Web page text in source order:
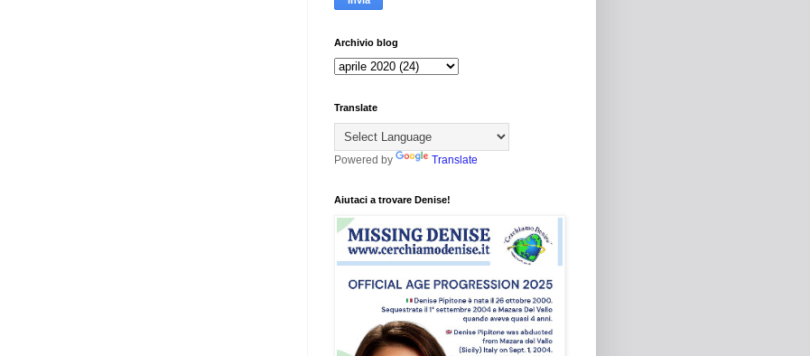
Archivio blog
Translate
Powered by Translate
Aiutaci a trovare Denise!